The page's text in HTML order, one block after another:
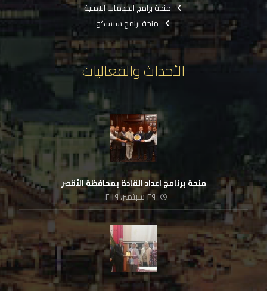
منحة برامج الخدمات الامنية
منحة برامج سيسكو
الأحداث والفعاليات
منحة برنامج اعداد القادة بمحافظة الأقصر
٢٩ سبتمبر، ٢٠١٩